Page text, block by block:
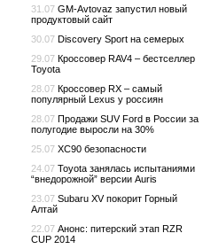
31.07 GM-Avtovaz запустил новый
продуктовый сайт
30.07 Discovery Sport на семерых
29.07 Кроссовер RAV4 – бестселлер
Toyota
28.07 Кроссовер RX – самый
популярный Lexus у россиян
28.07 Продажи SUV Ford в России за
полугодие выросли на 30%
25.07 XC90 безопасности
24.07 Toyota занялась испытаниями
“внедорожной” версии Auris
23.07 Subaru XV покорит Горный
Алтай
22.07 Анонс: питерский этап RZR
CUP 2014